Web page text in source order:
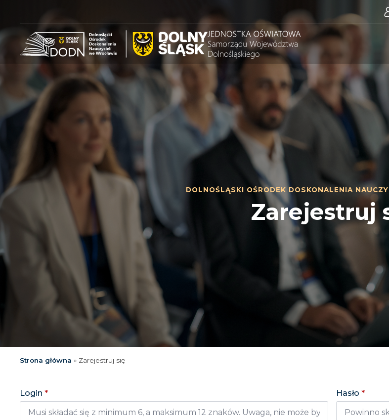
DOLNOŚLĄSKI OŚRODEK DOSKONALENIA
Zarejestruj
Strona główna » Zarejestruj się
Login * Hasło *